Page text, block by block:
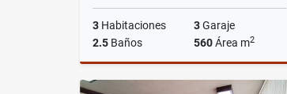
3 Habitaciones 3Garaje
2.5 Baños 560Área m2
Alquiler